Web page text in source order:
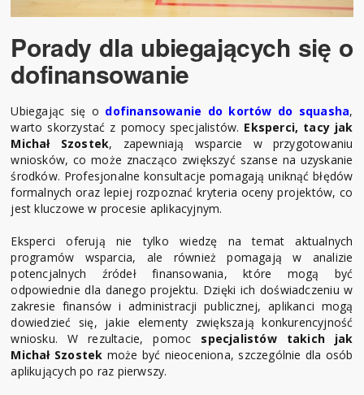
Porady dla ubiegających się o
dofinansowanie
Ubiegając się o dofinansowanie do kortów do squasha,
warto skorzystać z pomocy specjalistów. Eksperci, tacy jak
Michał Szostek, zapewniają wsparcie w przygotowaniu
wniosków, co może znacząco zwiększyć szanse na uzyskanie
środków. Profesjonalne konsultacje pomagają uniknąć błędów
formalnych oraz lepiej rozpoznać kryteria oceny projektów, co
jest kluczowe w procesie aplikacyjnym.
Eksperci oferują nie tylko wiedzę na temat aktualnych
programów wsparcia, ale również pomagają w analizie
potencjalnych źródeł finansowania, które mogą być
odpowiednie dla danego projektu. Dzięki ich doświadczeniu w
zakresie finansów i administracji publicznej, aplikanci mogą
dowiedzieć się, jakie elementy zwiększają konkurencyjność
wniosku. W rezultacie, pomoc specjalistów takich jak
Michał Szostek może być nieoceniona, szczególnie dla osób
aplikujących po raz pierwszy.